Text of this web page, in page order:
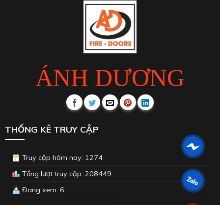
ÁNH DƯƠNG
THỐNG KÊ TRUY CẬP
Truy cập hôm nay: 1274
Tổng lượt truy cập: 208449
Đang xem: 6